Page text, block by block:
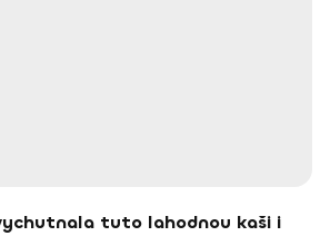
tuto lahodnou kaši i